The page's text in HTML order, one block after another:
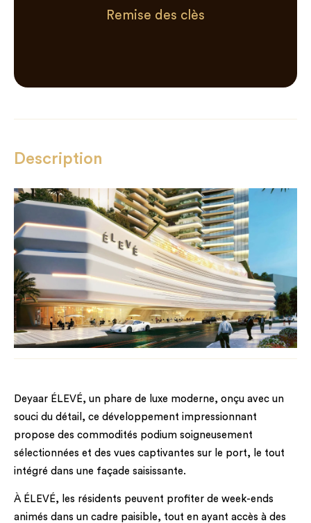
Remise des clès
Description
Deyaar ÉLEVÉ, un phare de luxe moderne, onçu avec un
souci du détail, ce développement impressionnant
propose des commodités podium soigneusement
sélectionnées et des vues captivantes sur le port, le tout
intégré dans une façade saisissante.
À ÉLEVÉ, les résidents peuvent profiter de week-ends
animés dans un cadre paisible, tout en ayant accès à des